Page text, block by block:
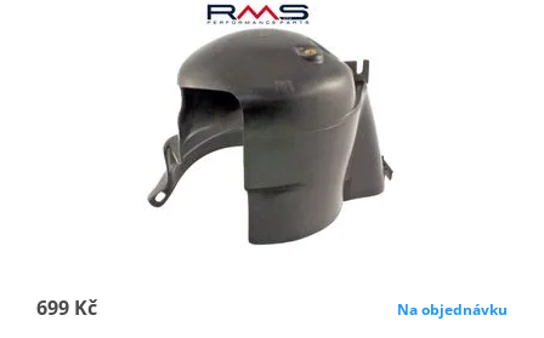
699 Kč Na objednávku